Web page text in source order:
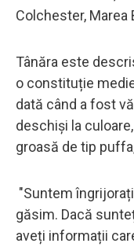
Colchester, Marea
Tânăra este
o constituție
dată când a fost
deschiși la
groasă de tip
"Suntem
găsim. Dacă
aveți informații